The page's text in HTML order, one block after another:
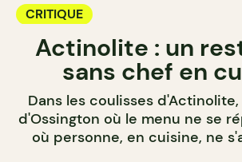
CRITIQUE
Actinolite : un
sans chef en
Dans les coulisses
d'Ossington où le menu ne se
où personne, en cuisine, ne